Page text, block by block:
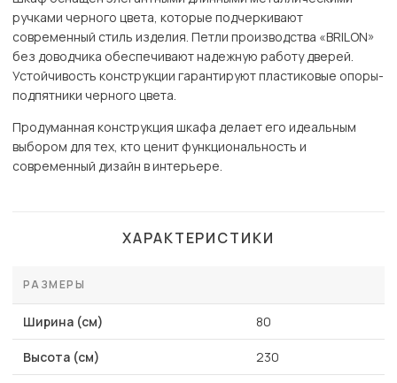
ручками черного цвета, которые подчеркивают
современный стиль изделия. Петли производства «BRILON»
без доводчика обеспечивают надежную работу дверей.
Устойчивость конструкции гарантируют пластиковые опоры-
подпятники черного цвета.
Продуманная конструкция шкафа делает его идеальным
выбором для тех, кто ценит функциональность и
современный дизайн в интерьере.
ХАРАКТЕРИСТИКИ
РАЗМЕРЫ
Ширина (см) 80
Высота (см) 230